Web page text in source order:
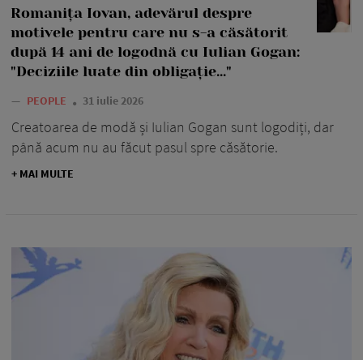
Romanița Iovan, adevărul despre
motivele pentru care nu s-a căsătorit
după 14 ani de logodnă cu Iulian Gogan:
"Deciziile luate din obligație..."
— PEOPLE 31 iulie 2026
Creatoarea de modă și Iulian Gogan sunt logodiți, dar
până acum nu au făcut pasul spre căsătorie.
+ MAI MULTE